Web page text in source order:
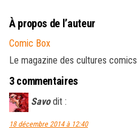
À propos de l’auteur
Comic Box
Le magazine des cultures comics
3 commentaires
Savo dit :
18 décembre 2014 à 12:40